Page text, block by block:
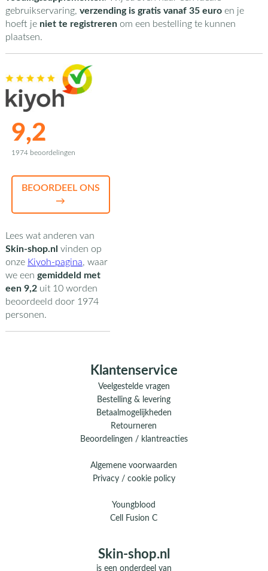
gebruikservaring, verzending is gratis vanaf 35 euroen je
hoeft je niet te registrerenom een bestelling te kunnen
plaatsen.
9,2
1974 beoordelingen
BEOORDEEL ONS
→
Lees wat anderen van
Skin-shop.nl vinden op
onze Kiyoh-pagina, waar
we een gemiddeld met
een 9,2uit 10worden
beoordeeld door 1974
personen.
Klantenservice
Veelgestelde vragen
Bestelling & levering
Betaalmogelijkheden
Retourneren
Beoordelingen / klantreacties
Algemene voorwaarden
Privacy / cookie policy
Youngblood
Cell Fusion C
Skin-shop.nl
is een onderdeel van